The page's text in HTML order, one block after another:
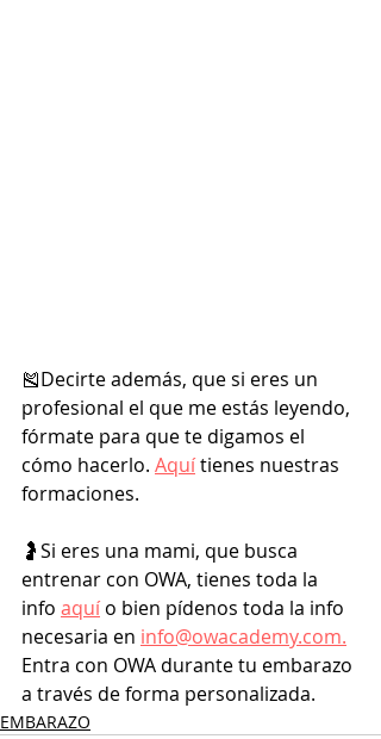
🎽Decirte además, que si eres un
profesional el que me estás leyendo,
fórmate para que te digamos el
cómo hacerlo. Aquí tienes nuestras
formaciones.
🤰Si eres una mami, que busca
entrenar con OWA, tienes toda la
info aquí o bien pídenos toda la info
necesaria en info@owacademy.com.
Entra con OWA durante tu embarazo
a través de forma personalizada.
EMBARAZO